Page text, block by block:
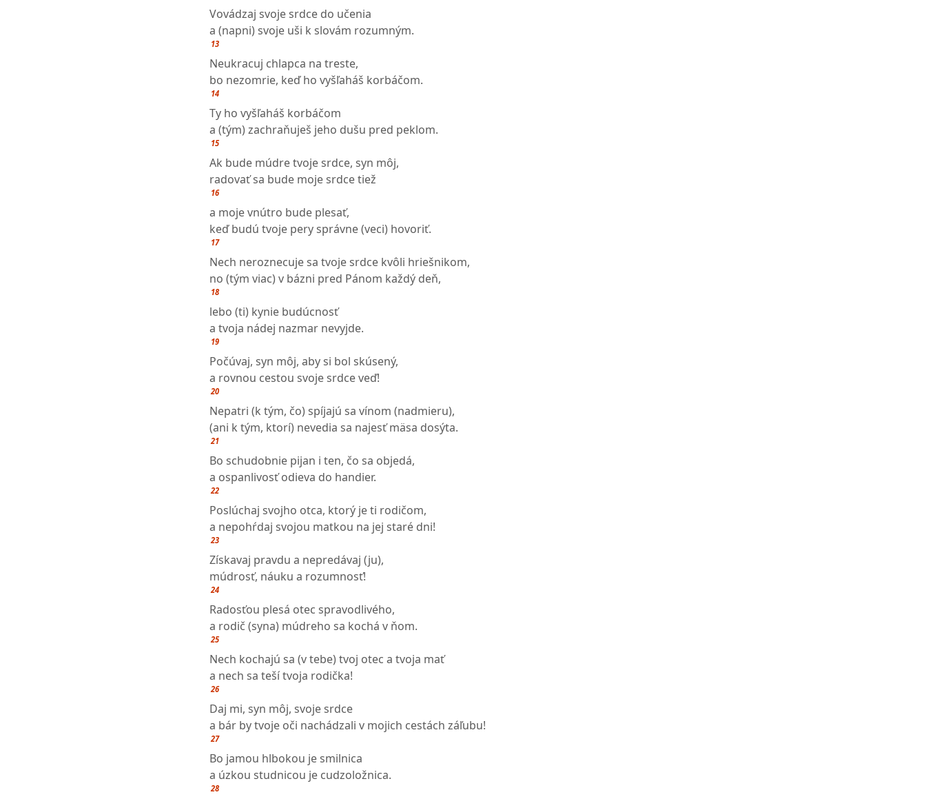
Vovádzaj svoje srdce do učenia
a (napni) svoje uši k slovám rozumným.
13
Neukracuj chlapca na treste,
bo nezomrie, keď ho vyšľaháš korbáčom.
14
Ty ho vyšľaháš korbáčom
a (tým) zachraňuješ jeho dušu pred peklom.
15
Ak bude múdre tvoje srdce, syn môj,
radovať sa bude moje srdce tiež
16
a moje vnútro bude plesať,
keď budú tvoje pery správne (veci) hovoriť.
17
Nech neroznecuje sa tvoje srdce kvôli hriešnikom,
no (tým viac) v bázni pred Pánom každý deň,
18
lebo (ti) kynie budúcnosť
a tvoja nádej nazmar nevyjde.
19
Počúvaj, syn môj, aby si bol skúsený,
a rovnou cestou svoje srdce veď!
20
Nepatri (k tým, čo) spíjajú sa vínom (nadmieru),
(ani k tým, ktorí) nevedia sa najesť mäsa dosýta.
21
Bo schudobnie pijan i ten, čo sa objedá,
a ospanlivosť odieva do handier.
22
Poslúchaj svojho otca, ktorý je ti rodičom,
a nepohŕdaj svojou matkou na jej staré dni!
23
Získavaj pravdu a nepredávaj (ju),
múdrosť, náuku a rozumnosť!
24
Radosťou plesá otec spravodlivého,
a rodič (syna) múdreho sa kochá v ňom.
25
Nech kochajú sa (v tebe) tvoj otec a tvoja mať
a nech sa teší tvoja rodička!
26
Daj mi, syn môj, svoje srdce
a bár by tvoje oči nachádzali v mojich cestách záľubu!
27
Bo jamou hlbokou je smilnica
a úzkou studnicou je cudzoložnica.
28